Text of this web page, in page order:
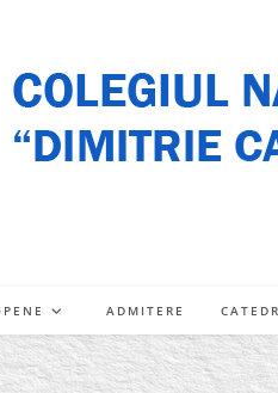
ADMITERE